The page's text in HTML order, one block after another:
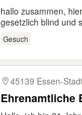
hallo zusammen,
gesetzlich blind und
Gesuch
45139 Essen-
Ehrenamtliche